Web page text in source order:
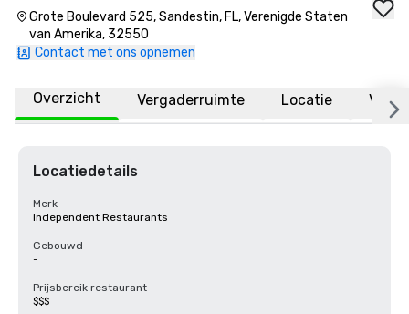
Grote Boulevard 525, Sandestin, FL, Verenigde Staten
van Amerika, 32550
Contact met ons opnemen
Overzicht Vergaderruimte Locatie
Locatiedetails
Merk
Independent Restaurants
Gebouwd
-
Prijsbereik restaurant
$$$